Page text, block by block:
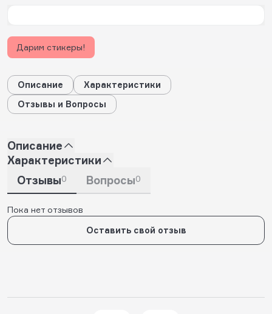
Дарим стикеры!
Описание
Характеристики
Отзывы и Вопросы
Описание
Характеристики
Отзывы0 Вопросы0
Пока нет отзывов
Оставить свой отзыв